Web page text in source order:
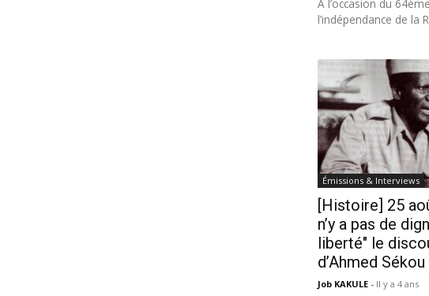
A l’occasion du
l’indépendance de la
Émissions & Interviews
[Histoire] 25
n’y a pas de
liberté" le
d’Ahmed
Job KAKULE - Il y a 4 ans